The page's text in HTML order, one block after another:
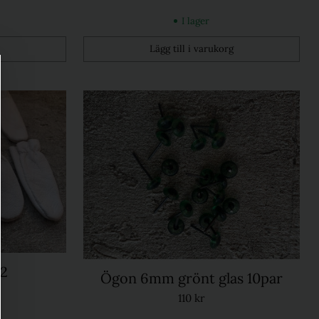
I lager
Lägg till i varukorg
Ögon 6mm grönt glas 10par
110 kr